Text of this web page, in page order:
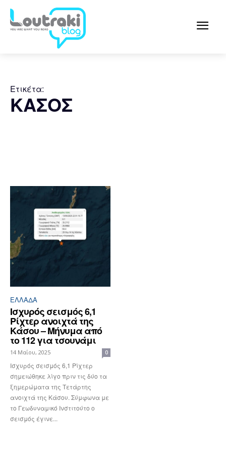
Ετικέτα:
ΚΑΣΟΣ
ΕΛΛΆΔΑ
Ισχυρός σεισμός 6,1
Ρίχτερ ανοιχτά της
Κάσου – Μήνυμα από
το 112 για τσουνάμι
14 Μαΐου, 2025 0
Ισχυρός σεισμός 6,1 Ρίχτερ
σημειώθηκε λίγο πριν τις δύο τα
ξημερώματα της Τετάρτης
ανοιχτά της Κάσου. Σύμφωνα με
το Γεωδυναμικό Ινστιτούτο ο
σεισμός έγινε...